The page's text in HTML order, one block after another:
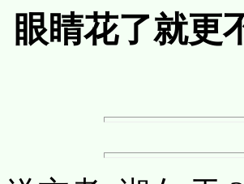
眼睛花了就更